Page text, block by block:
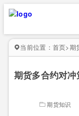
当前位置： 首页>期
期货多合约对
期货知识